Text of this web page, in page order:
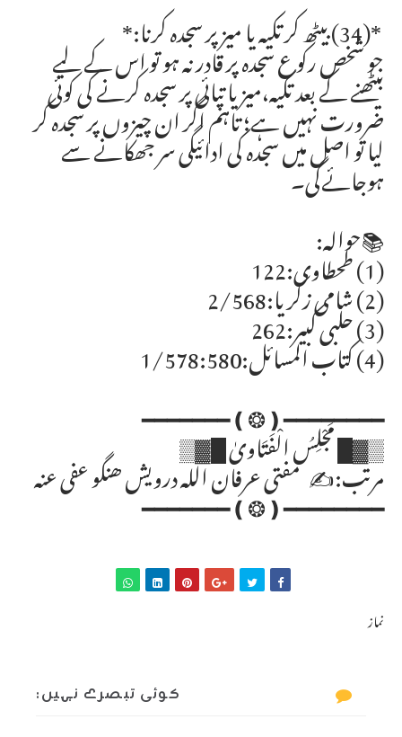
*(34) بیٹھ کر تکیہ یا میز پر سجدہ کرنا:*
جو شخص رکوع سجدہ پر قادر نہ ہو تو اس کے لیے
بیٹھنے کے بعد تکیہ،میز یا تپائی پر سجدہ کرنے کی کوئی
ضرورت نہیں ہے؛ تاہم اگر ان چیزوں پر سجدہ کر
لیا تو اصل میں سجدہ کی ادائیگی سر جھکانے سے
ہوجائےگی۔
📚حوالہ:
(1) طحطاوی:122
(2) شامی زکریا:2/568
(3) حلبی کبیر:262
(4) کتاب المسائل:1/578:580
ــــــــــــــــــــــــــــــــــــــــــــ
━━━━━━━━❪❂❫━━━━━━━
▒▓█ مَجْلِسُ الْفَتَاویٰ █▓▒
مرتب:✍ مفتی عرفان اللہ درویش ھنگو عفی عنہ
━━━━━━━━❪❂❫━━━━━━━
نماز
کوئی تبصرے نہیں: